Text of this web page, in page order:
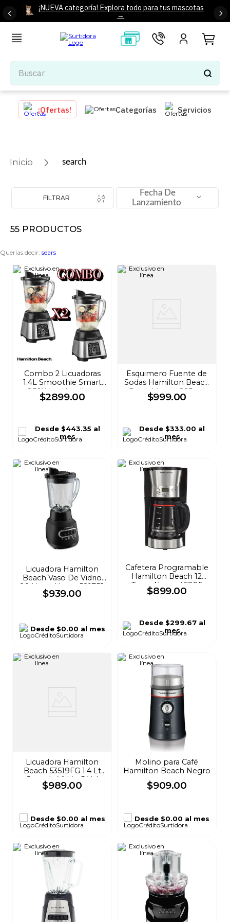
¡NUEVA categoría! Explora todo para tus mascotas
→
Buscar
TÉRMINOS MÁS BUSCADOS
1.
tenis mujer
iphone
5.
tenis
10. refrigerador
¡Ofertas! Categorías Servicios
search
FILTRAR
Fecha De
Lanzamiento
55 PRODUCTOS
Querías decir: sears
Combo 2 Licuadoras
1.4L Smoothie Smart
850Watt Hamilton
Beach
$2899.00
Desde $443.35 al
mes
Esquimero Fuente de
Sodas Hamilton Beach
Drink Master 825 ml
Rojo 733
$999.00
Desde $333.00 al
mes
Licuadora Hamilton
Beach Vaso De Vidrio
1.2 Litros Negra 58175J
$939.00
Desde$0.00 al mes
Cafetera Programable
Hamilton Beach 12
Tazas Negra 46895
$899.00
Desde$299.67 al
mes
Licuadora Hamilton
Beach 53519FG 1.4 Lt
Jarra de Vidrio 5 Vel
Rojo
$989.00
Desde$0.00 al mes
Molino para Café
Hamilton Beach Negro
$909.00
Desde $0.00 al mes